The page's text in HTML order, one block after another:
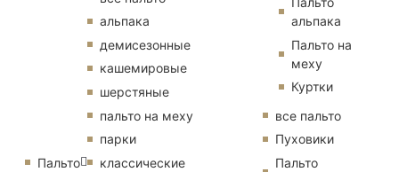
Пальто
альпака
демисезонные
кашемировые
шерстяные
пальто на меху
парки
классические
альпака
Пальто на
меху
Куртки
все пальто
Пуховики
Пальто